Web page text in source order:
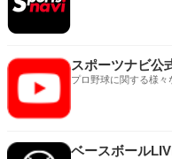
スポーツナビ公
プロ野球に関する様々
ベースボール